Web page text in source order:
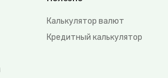
Калькулятор валют
Кредитный калькулятор